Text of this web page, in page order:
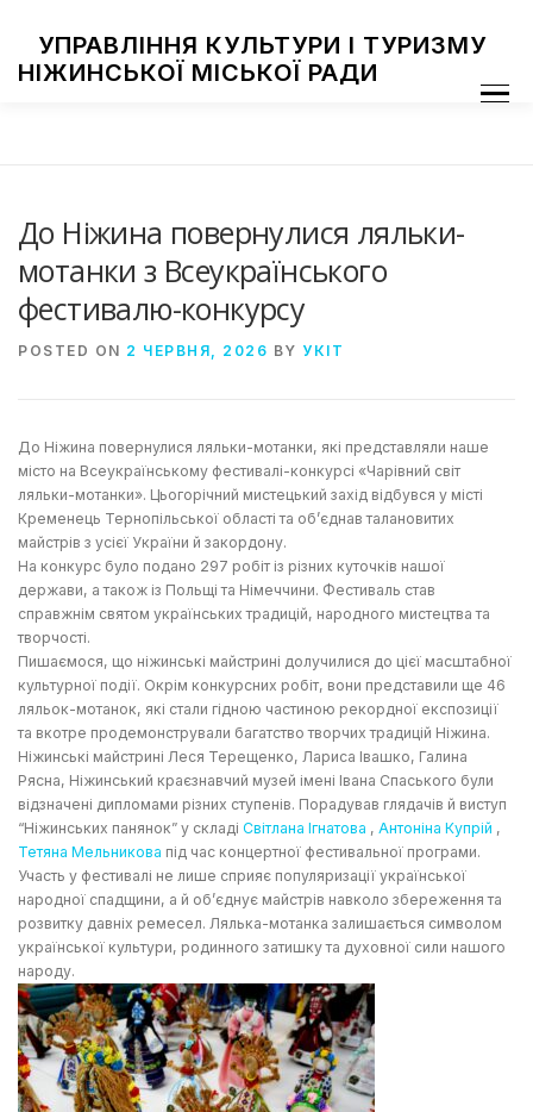
contentУПРАВЛІННЯ КУЛЬТУРИ І ТУРИЗМУ
НІЖИНСЬКОЇ МІСЬКОЇ РАДИ
Menu
До Ніжина повернулися ляльки-
мотанки з Всеукраїнського
фестивалю-конкурсу
POSTED ON 2 ЧЕРВНЯ, 2026 BY УКІТ
До Ніжина повернулися ляльки-мотанки, які представляли наше
місто на Всеукраїнському фестивалі-конкурсі «Чарівний світ
ляльки-мотанки». Цьогорічний мистецький захід відбувся у місті
Кременець Тернопільської області та об’єднав талановитих
майстрів з усієї України й закордону.
На конкурс було подано 297 робіт із різних куточків нашої
держави, а також із Польщі та Німеччини. Фестиваль став
справжнім святом українських традицій, народного мистецтва та
творчості.
Пишаємося, що ніжинські майстрині долучилися до цієї масштабної
культурної події. Окрім конкурсних робіт, вони представили ще 46
ляльок-мотанок, які стали гідною частиною рекордної експозиції
та вкотре продемонстрували багатство творчих традицій Ніжина.
Ніжинські майстрині Леся Терещенко, Лариса Івашко, Галина
Рясна, Ніжинський краєзнавчий музей імені Івана Спаського були
відзначені дипломами різних ступенів. Порадував глядачів й виступ
“Ніжинських панянок” у складі Світлана Ігнатова , Антоніна Купрій ,
Тетяна Мельникова під час концертної фестивальної програми.
Участь у фестивалі не лише сприяє популяризації української
народної спадщини, а й об’єднує майстрів навколо збереження та
розвитку давніх ремесел. Лялька-мотанка залишається символом
української культури, родинного затишку та духовної сили нашого
народу.